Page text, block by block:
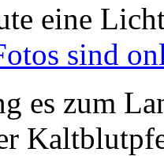
eine
sind
es zum